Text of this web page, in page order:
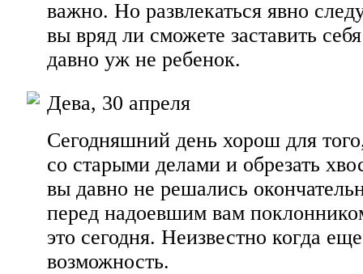
важно. Но развлекаться явно
вы вряд ли сможете заставить
давно уж не ребенок.
Дева, 30 апреля
Сегодняшний день хорош для
со старыми делами и обрезать
вы давно не решались
перед надоевшим вам
это сегодня. Неизвестно когда
возможность.